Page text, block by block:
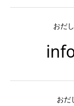
おだ
おだ